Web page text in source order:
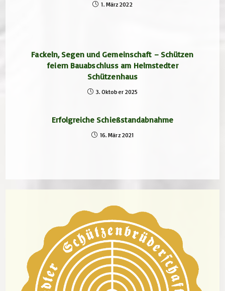
1. März 2022
Fackeln, Segen und Gemeinschaft – Schützen
feiern Bauabschluss am Helmstedter
Schützenhaus
3. Oktober 2025
Erfolgreiche Schießstandabnahme
16. März 2021